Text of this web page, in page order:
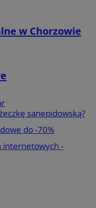
w Chorzowie
sanepidowską?
do -70%
internetowych -